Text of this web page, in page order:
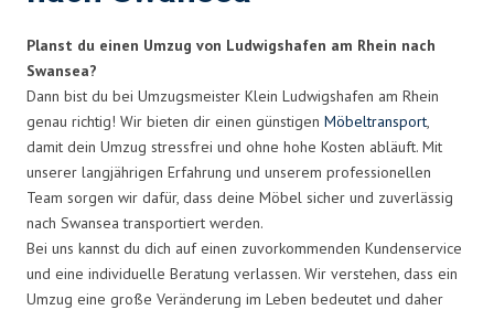
Planst du einen Umzug von Ludwigshafen am Rhein nach
Swansea?
Dann bist du bei Umzugsmeister Klein Ludwigshafen am Rhein
genau richtig! Wir bieten dir einen günstigen Möbeltransport,
damit dein Umzug stressfrei und ohne hohe Kosten abläuft. Mit
unserer langjährigen Erfahrung und unserem professionellen
Team sorgen wir dafür, dass deine Möbel sicher und zuverlässig
nach Swansea transportiert werden.
Bei uns kannst du dich auf einen zuvorkommenden Kundenservice
und eine individuelle Beratung verlassen. Wir verstehen, dass ein
Umzug eine große Veränderung im Leben bedeutet und daher